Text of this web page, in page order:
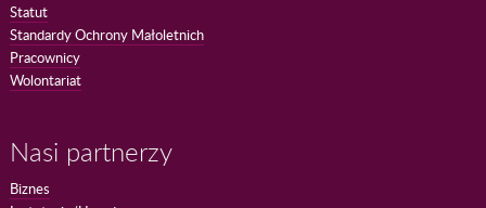
Statut
Standardy Ochrony Małoletnich
Pracownicy
Wolontariat
Nasi partnerzy
Biznes